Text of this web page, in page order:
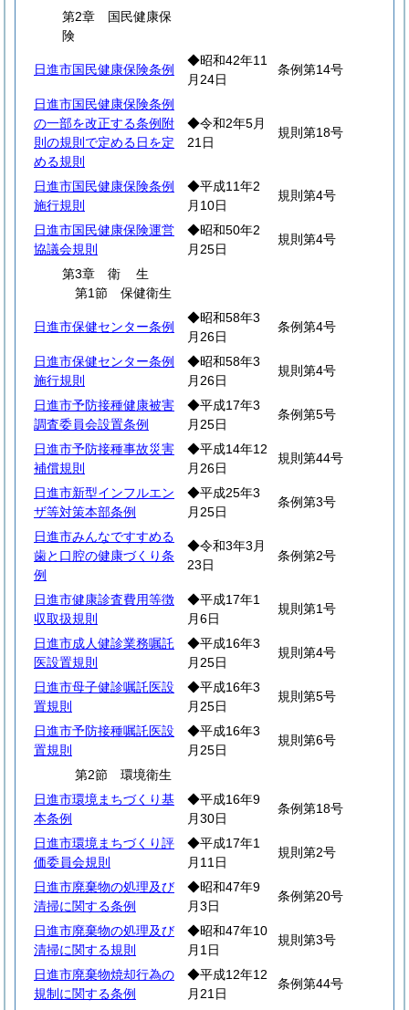
第2章 国民健康保
険
日進市国民健康保険条例
◆昭和42年11
月24日
条例第14号
日進市国民健康保険条例
の一部を改正する条例附
則の規則で定める日を定
める規則
◆令和2年5月
21日
規則第18号
日進市国民健康保険条例
施行規則
◆平成11年2
月10日
規則第4号
日進市国民健康保険運営
協議会規則
◆昭和50年2
月25日
規則第4号
第3章 衛生
第1節 保健衛生
日進市保健センター条例
◆昭和58年3
月26日
条例第4号
日進市保健センター条例
施行規則
◆昭和58年3
月26日
規則第4号
日進市予防接種健康被害
調査委員会設置条例
◆平成17年3
月25日
条例第5号
日進市予防接種事故災害
補償規則
◆平成14年12
月26日
規則第44号
日進市新型インフルエン
ザ等対策本部条例
◆平成25年3
月25日
条例第3号
日進市みんなですすめる
歯と口腔の健康づくり条
例
◆令和3年3月
23日
条例第2号
日進市健康診査費用等徴
収取扱規則
◆平成17年1
月6日
規則第1号
日進市成人健診業務嘱託
医設置規則
◆平成16年3
月25日
規則第4号
日進市母子健診嘱託医設
置規則
◆平成16年3
月25日
規則第5号
日進市予防接種嘱託医設
置規則
◆平成16年3
月25日
規則第6号
第2節 環境衛生
日進市環境まちづくり基
本条例
◆平成16年9
月30日
条例第18号
日進市環境まちづくり評
価委員会規則
◆平成17年1
月11日
規則第2号
日進市廃棄物の処理及び
清掃に関する条例
◆昭和47年9
月3日
条例第20号
日進市廃棄物の処理及び
清掃に関する規則
◆昭和47年10
月1日
規則第3号
日進市廃棄物焼却行為の
規制に関する条例
◆平成12年12
月21日
条例第44号